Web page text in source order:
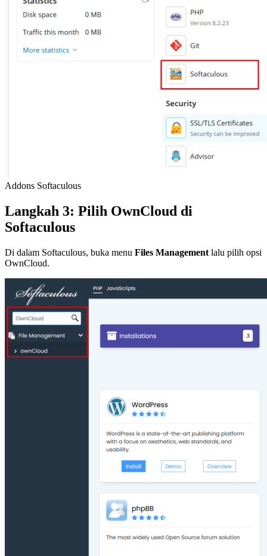
Addons Softaculous
Langkah 3: Pilih OwnCloud di
Softaculous
Di dalam Softaculous, buka menu Files Management lalu pilih opsi
OwnCloud.